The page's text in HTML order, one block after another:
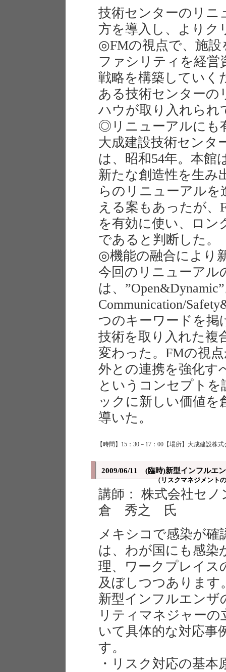
技術センターのリニ
方を導入し、よりク
◎FMの視点で、施設
ファシリティを経営
戦略を構築していく
ある技術センターの
ハウが取り入れられ
◎リニューアルにも
大成建設技術センタ
は、昭和54年。本館
新たな創造性を生み
らのリニューアル
える案もあったが、
を有効に使い、ロン
であると判断した。
◎機能の融合により
今回のリニューアル
は、
Communication/
つのキーワードを掲
技術を取り入れた複
変わった。FMの視
外との連携を強化す
というコンセプト
ックに新しい価値
導いた。
【時間】15：30－17：00【場所】大成建設株
2009/06/11 (臨時)新型インフルエ
（リスクマネジメント
講師： 株式会社セ
倉 秀之 氏
メキシコで感染が確
は、わが国にも感染
理、ワークプレイス
及ぼしつつあります
新型インフルエンザ
リティマネジャー
いて具体的な対応事
す。
・リスク対応の基